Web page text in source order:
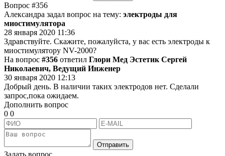
Вопрос #356
Александра задал вопрос на тему: электроды для
миостимулятора
28 января 2020 11:36
Здравствуйте. Скажите, пожалуйста, у вас есть электроды к
миостимулятору NV-2000?
На вопрос #356 ответил Глори Мед Эстетик Сергей
Николаевич, Ведущий Инженер
30 января 2020 12:13
Добрый день. В наличии таких электродов нет. Сделали
запрос,пока ожидаем.
Дополнить вопрос
0 0
Отправить
Задать вопрос